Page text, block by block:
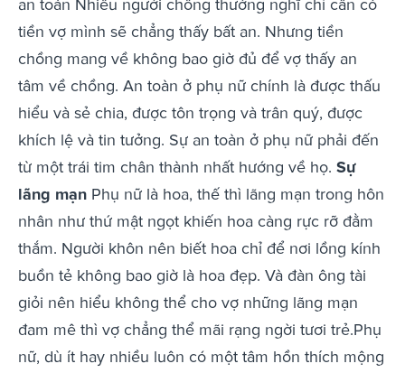
an toàn Nhiều người chồng thường nghĩ chỉ cần có
tiền vợ mình sẽ chẳng thấy bất an. Nhưng tiền
chồng mang về không bao giờ đủ để vợ thấy an
tâm về chồng. An toàn ở phụ nữ chính là được thấu
hiểu và sẻ chia, được tôn trọng và trân quý, được
khích lệ và tin tưởng. Sự an toàn ở phụ nữ phải đến
từ một trái tim chân thành nhất hướng về họ. Sự
lãng mạn Phụ nữ là hoa, thế thì lãng mạn trong hôn
nhân như thứ mật ngọt khiến hoa càng rực rỡ đằm
thắm. Người khôn nên biết hoa chỉ để nơi lồng kính
buồn tẻ không bao giờ là hoa đẹp. Và đàn ông tài
giỏi nên hiểu không thể cho vợ những lãng mạn
đam mê thì vợ chẳng thể mãi rạng ngời tươi trẻ.Phụ
nữ, dù ít hay nhiều luôn có một tâm hồn thích mộng